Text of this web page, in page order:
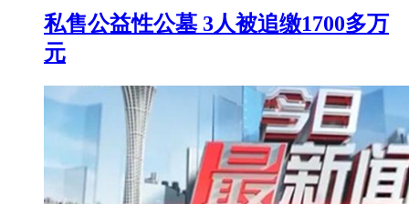
私售公益性公墓 3人被追缴1700多万
元